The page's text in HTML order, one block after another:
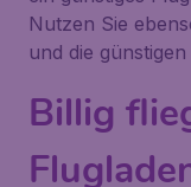
Nutzen Sie
und die
Billig